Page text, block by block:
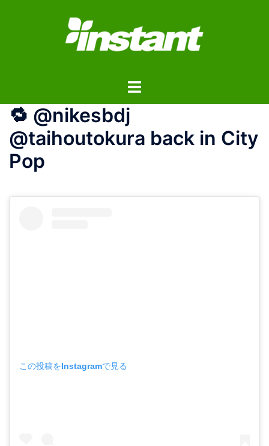
ス
ト
ル
メ
ニ
🔁 @nikesbdj
@taihoutokura back in City
Pop
この投稿をInstagramで見る